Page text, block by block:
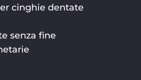
cinghie dentate
senza fine